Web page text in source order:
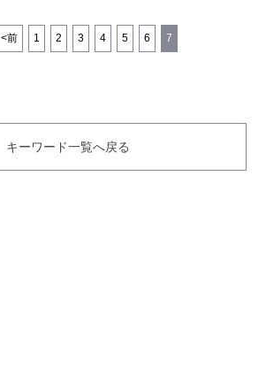
<前 1 2 3 4 5 6 7
キーワード一覧へ戻る